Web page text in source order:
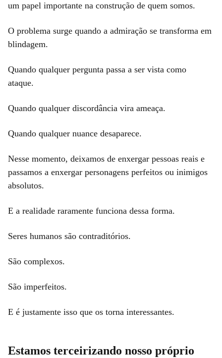
um papel importante na construção de quem somos.
O problema surge quando a admiração se transforma em
blindagem.
Quando qualquer pergunta passa a ser vista como
ataque.
Quando qualquer discordância vira ameaça.
Quando qualquer nuance desaparece.
Nesse momento, deixamos de enxergar pessoas reais e
passamos a enxergar personagens perfeitos ou inimigos
absolutos.
E a realidade raramente funciona dessa forma.
Seres humanos são contraditórios.
São complexos.
São imperfeitos.
E é justamente isso que os torna interessantes.
Estamos terceirizando nosso próprio